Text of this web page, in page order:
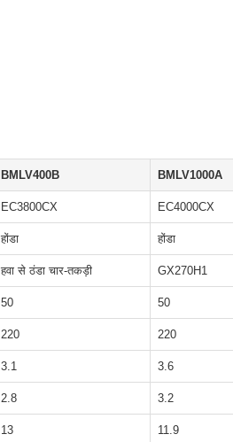
BMLV400B BMLV1000A
EC3800CX EC4000CX
होंडा होंडा
हवा से ठंडा चार-तकड़ी GX270H1
50 50
220 220
3.1 3.6
2.8 3.2
13 11.9